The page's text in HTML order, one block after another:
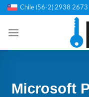
Saltar
contenido
Chile (56-2) 2938 2673
Microsoft